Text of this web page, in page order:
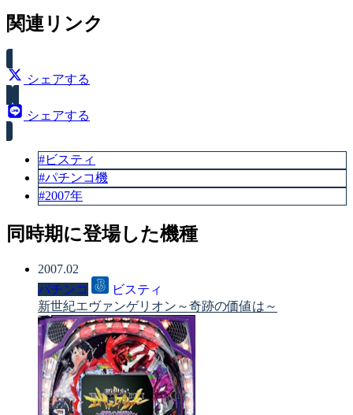
関連リンク
シェアする
シェアする
#ビスティ
#パチンコ機
#2007年
同時期に登場した機種
2007.02
パチンコ
ビスティ
新世紀エヴァンゲリオン～奇跡の価値は～